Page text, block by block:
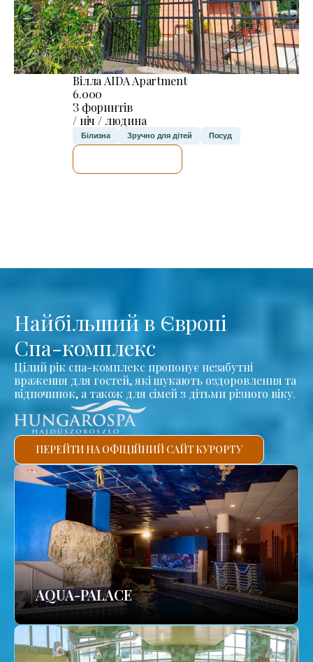
Вілла AIDA Apartment
6.000
З форинтів
/ ніч / людина
Білизна Зручно для дітей Посуд
Найбільший в Європі
Спа-комплекс
Цілий рік спа-комплекс пропонує незабутні
враження для гостей, які шукають оздоровлення та
відпочинок, а також для сімей з дітьми різного віку.
ПЕРЕЙТИ НА ОФІЦІЙНИЙ САЙТ КУРОРТУ
AQUA-PALACE